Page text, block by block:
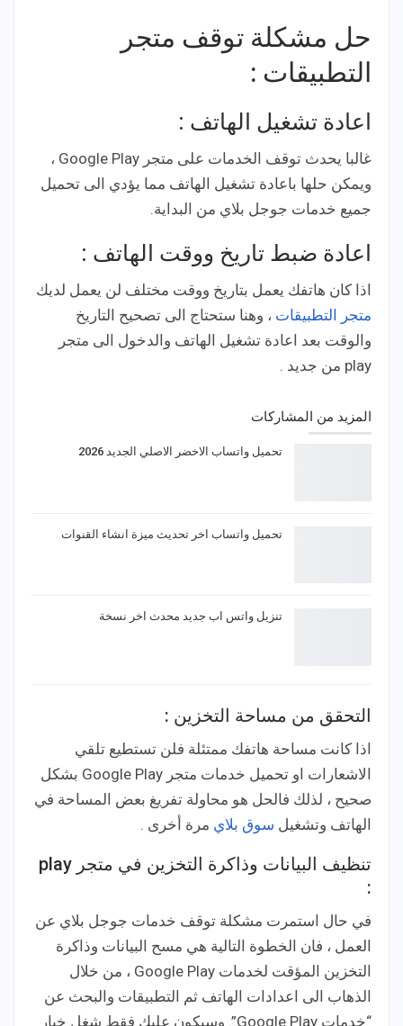
حل مشكلة توقف متجر
التطبيقات :
اعادة تشغيل الهاتف :
غالبا يحدث توقف الخدمات على متجر Google Play ،
ويمكن حلها باعادة تشغيل الهاتف مما يؤدي الى تحميل
جميع خدمات جوجل بلاي من البداية.
اعادة ضبط تاريخ ووقت الهاتف :
اذا كان هاتفك يعمل بتاريخ ووقت مختلف لن يعمل لديك
متجر التطبيقات ، وهنا ستحتاج الى تصحيح التاريخ
والوقت بعد اعادة تشغيل الهاتف والدخول الى متجر
play من جديد .
المزيد من المشاركات
تحميل واتساب الاخضر الاصلي الجديد 2026
تحميل واتساب اخر تحديث ميزة انشاء القنوات
تنزيل واتس اب جديد محدث اخر نسخة
التحقق من مساحة التخزين :
اذا كانت مساحة هاتفك ممتئلة فلن تستطيع تلقي
الاشعارات او تحميل خدمات متجر Google Play بشكل
صحيح ، لذلك فالحل هو محاولة تفريغ بعض المساحة في
الهاتف وتشغيل سوق بلاي مرة أخرى .
تنظيف البيانات وذاكرة التخزين في متجر play
:
في حال استمرت مشكلة توقف خدمات جوجل بلاي عن
العمل ، فان الخطوة التالية هي مسح البيانات وذاكرة
التخزين المؤقت لخدمات Google Play ، من خلال
الذهاب الى اعدادات الهاتف ثم التطبيقات والبحث عن
“خدمات Google Play”. وسيكون عليك فقط شغل خيار